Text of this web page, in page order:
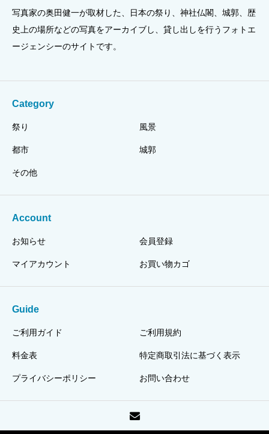
写真家の奥田健一が取材した、日本の祭り、神社仏閣、城郭、歴
史上の場所などの写真をアーカイブし、貸し出しを行うフォトエ
ージェンシーのサイトです。
Category
祭り 風景
都市 城郭
その他
Account
お知らせ 会員登録
マイアカウント お買い物カゴ
Guide
ご利用ガイド ご利用規約
料金表 特定商取引法に基づく表示
プライバシーポリシー お問い合わせ